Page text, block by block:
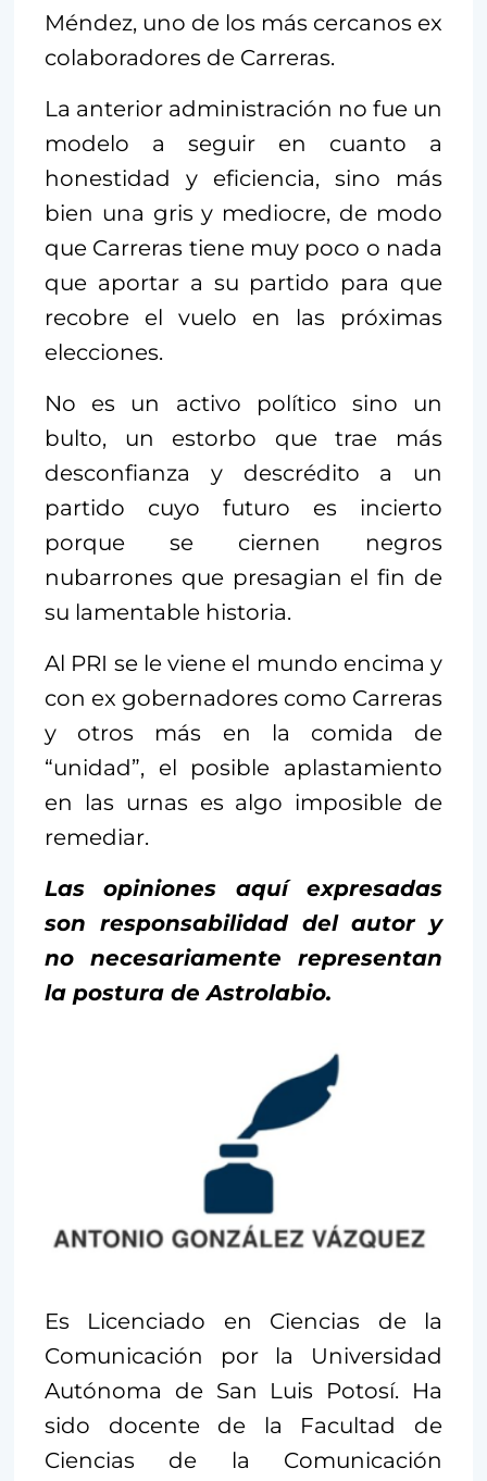
Méndez, uno de los más cercanos ex
colaboradores de Carreras.
La anterior administración no fue un
modelo a seguir en cuanto a
honestidad y eficiencia, sino más
bien una gris y mediocre, de modo
que Carreras tiene muy poco o nada
que aportar a su partido para que
recobre el vuelo en las próximas
elecciones.
No es un activo político sino un
bulto, un estorbo que trae más
desconfianza y descrédito a un
partido cuyo futuro es incierto
porque se ciernen negros
nubarrones que presagian el fin de
su lamentable historia.
Al PRI se le viene el mundo encima y
con ex gobernadores como Carreras
y otros más en la comida de
“unidad”, el posible aplastamiento
en las urnas es algo imposible de
remediar.
Las opiniones aquí expresadas
son responsabilidad del autor y
no necesariamente representan
la postura de Astrolabio.
Es Licenciado en Ciencias de la
Comunicación por la Universidad
Autónoma de San Luis Potosí. Ha
sido docente de la Facultad de
Ciencias de la Comunicación